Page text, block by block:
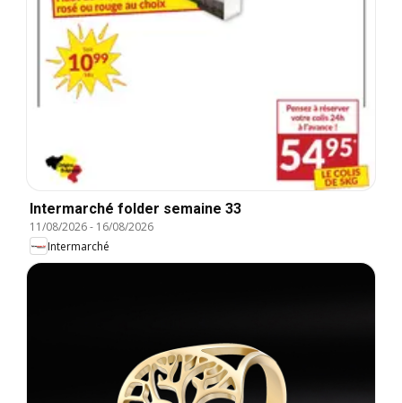
Intermarché folder semaine 33
11/08/2026- 16/08/2026
Intermarché